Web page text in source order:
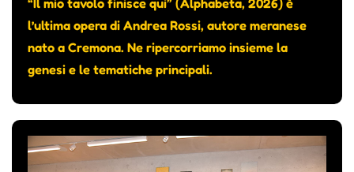
l’ultima opera di Andrea Rossi, autore meranese
nato a Cremona. Ne ripercorriamo insieme la
genesi e le tematiche principali.